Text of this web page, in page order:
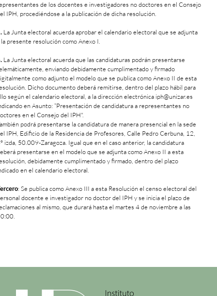
de los docentes e investigadores no doctores en el Consejo
IPH, procediéndose a la publicación de dicha resolución.
La Junta electoral acuerda aprobar el calendario electoral que se adjunta
la presente resolución como Anexo I.
La Junta electoral acuerda que las candidaturas podrán presentarse
enviando debidamente cumplimentado y firmado
como adjunto el modelo que se publica como Anexo II de esta
Dicho documento deberá remitirse, dentro del plazo hábil para
según el calendario electoral, a la dirección electrónica iph@unizar.es
en Asunto: “Presentación de candidatura a representantes no
en el Consejo del IPH".
podrá presentarse la candidatura de manera presencial en la sede
IPH, Edificio de la Residencia de Profesores, Calle Pedro Cerbuna, 12,
izda, 50.009-Zaragoza. Igual que en el caso anterior, la candidatura
presentarse en el modelo que se adjunta como Anexo II a esta
debidamente cumplimentado y firmado, dentro del plazo
en el calendario electoral.
: Se publica como Anexo III a esta Resolución el censo electoral del
docente e investigador no doctor del IPH y se inicia el plazo de
al mismo, que durará hasta el martes 4 de noviembre a las